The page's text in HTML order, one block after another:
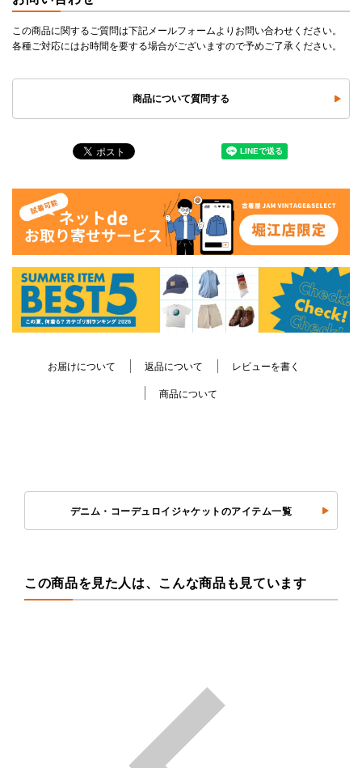
この商品に関するご質問は下記メールフォームよりお問い合わせください。
各種ご対応にはお時間を要する場合がございますので予めご了承ください。
商品について質問する
お届けについて 返品について レビューを書く
商品について
デニム・コーデュロイジャケットのアイテム一覧
この商品を見た人は、こんな商品も見ています